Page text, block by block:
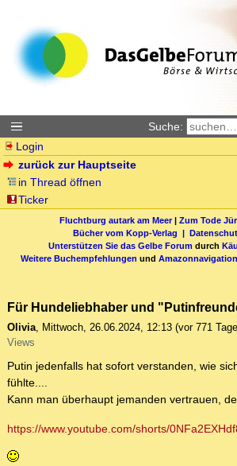
Suche:
Login
zurück zur Hauptseite
in Thread öffnen
Ticker
Fluchtburg autark am Meer| Zum Tode
Bücher vom Kopp-Verlag |
Unterstützen Sie das Gelbe Forum durch
Weitere Buchempfehlungen und Amazonnavigation
Für Hundeliebhaber und
Olivia, Mittwoch, 26.06.2024, 12:13 (vor 771
Views
Putin jedenfalls hat sofort verstanden, wie
fühlte....
Kann man überhaupt jemanden vertrauen,
https://www.youtube.com/shorts/